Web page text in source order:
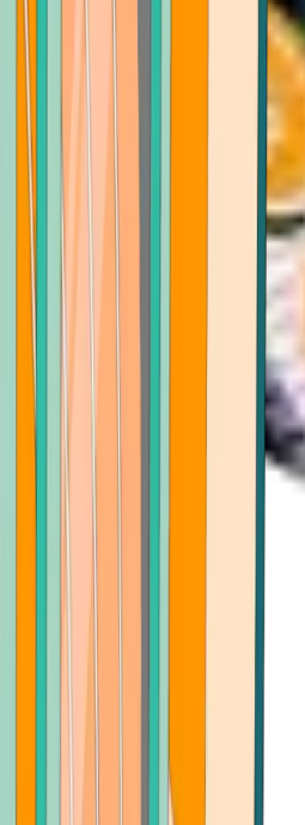
amount, and follow simple